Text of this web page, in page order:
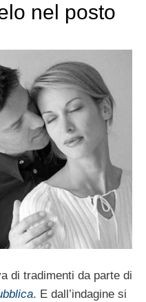
nel posto
di tradimenti da parte di
. E dall’indagine si